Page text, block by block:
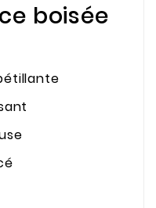
boisée